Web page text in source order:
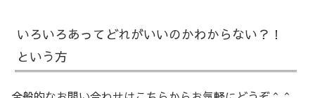
いろいろあってどれがいいのかわからない？！
という方